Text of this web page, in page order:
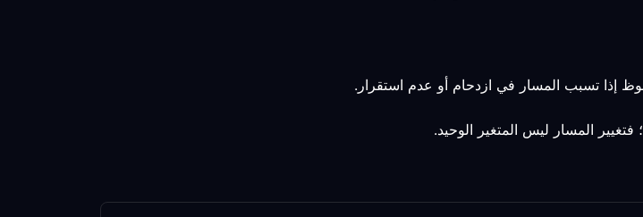
إذا تسبب المسار في ازدحام أو عدم استقرار.